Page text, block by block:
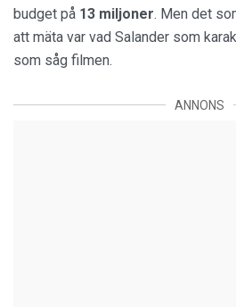
budget på 13 miljoner. Men det
att mäta var vad Salander som
som såg filmen.
ANNONS